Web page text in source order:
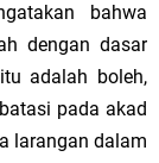
bahwa
dengan dasar
adalah boleh,
pada akad
larangan dalam